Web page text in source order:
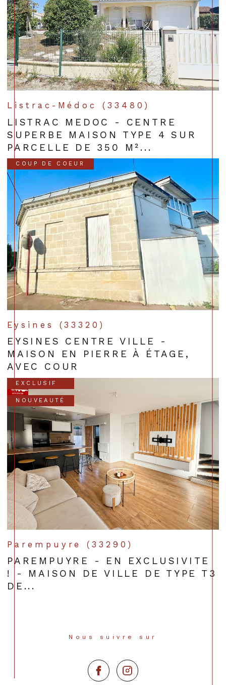
Listrac-Médoc (33480)
LISTRAC MEDOC - CENTRE
SUPERBE MAISON TYPE 4 SUR
PARCELLE DE 350 M²...
COUP DE COEUR
Eysines (33320)
EYSINES CENTRE VILLE -
MAISON EN PIERRE À ÉTAGE,
AVEC COUR
EXCLUSIF
NOUVEAUTÉ
Parempuyre (33290)
PAREMPUYRE - EN EXCLUSIVITE
! - MAISON DE VILLE DE TYPE T3
DE...
Nous suivre sur